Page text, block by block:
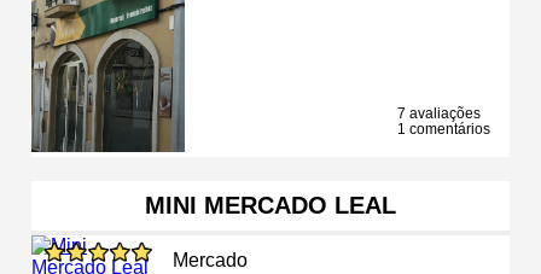
7 avaliações
1 comentários
MINI MERCADO LEAL
Mercado